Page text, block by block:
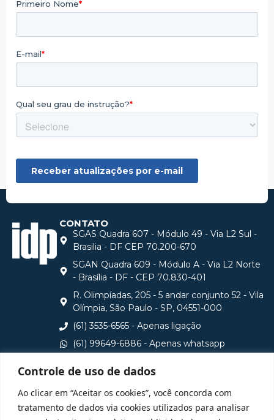
Controle de uso de dados
Ao clicar em “Aceitar os cookies”, você concorda com
tratamento de dados via cookies utilizados para analisar
CONTATO
SGAS Quadra 607 - Módulo 49 - Via L2 Sul -
Brasilia - DF CEP 70.200-670
SGAN Quadra 609 - Módulo A - Via L2 Norte
- Brasília - DF - CEP 70.830-401
R. Olimpíadas, 205 - 5 andar conjunto 52 - Vila
Olímpia, São Paulo - SP, 04551-000
(61) 3535-6565 - Apenas ligação
(61) 99649-6886 - Apenas whatsapp
Consulte aqui o cadastro da Instituição no Sistema e-
MEC